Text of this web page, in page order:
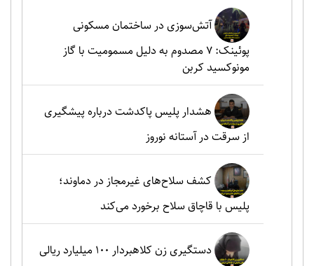
آتش‌سوزی در ساختمان مسکونی
پوئینک: 7 مصدوم به دلیل مسمومیت با گاز
مونوکسید کربن
هشدار پلیس پاکدشت درباره پیشگیری
از سرقت در آستانه نوروز
کشف سلاح‌های غیرمجاز در دماوند؛
پلیس با قاچاق سلاح برخورد می‌کند
دستگیری زن کلاهبردار ۱۰۰ میلیارد ریالی